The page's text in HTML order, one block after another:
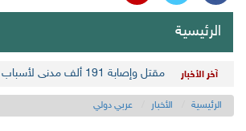
الرئيسية
آخر الأخبار مقتل وإصابة 191 ألف مدني لأسباب مباشرة وغير مباشرة في أحدث حصيلة حوثية
الرئيسية الأخبار عربي دولي